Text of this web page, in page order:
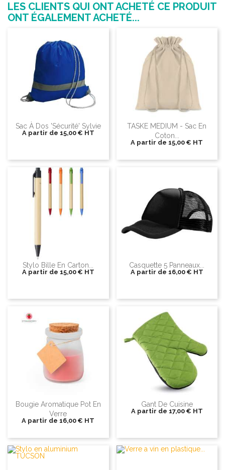
LES CLIENTS QUI ONT ACHETÉ CE PRODUIT
ONT ÉGALEMENT ACHETÉ...
Sac À Dos 'sécurité' Sylvie
A partir de 15,00 € HT
TASKE MEDIUM - Sac En
Coton...
A partir de 15,00 € HT
Stylo Bille En Carton...
A partir de 15,00 € HT
Casquette 5 Panneaux...
A partir de 16,00 € HT
Bougie Aromatique Pot En
Verre
A partir de 16,00 € HT
Gant De Cuisine
A partir de 17,00 € HT